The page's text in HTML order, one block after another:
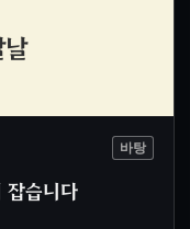
바탕
잡습니다